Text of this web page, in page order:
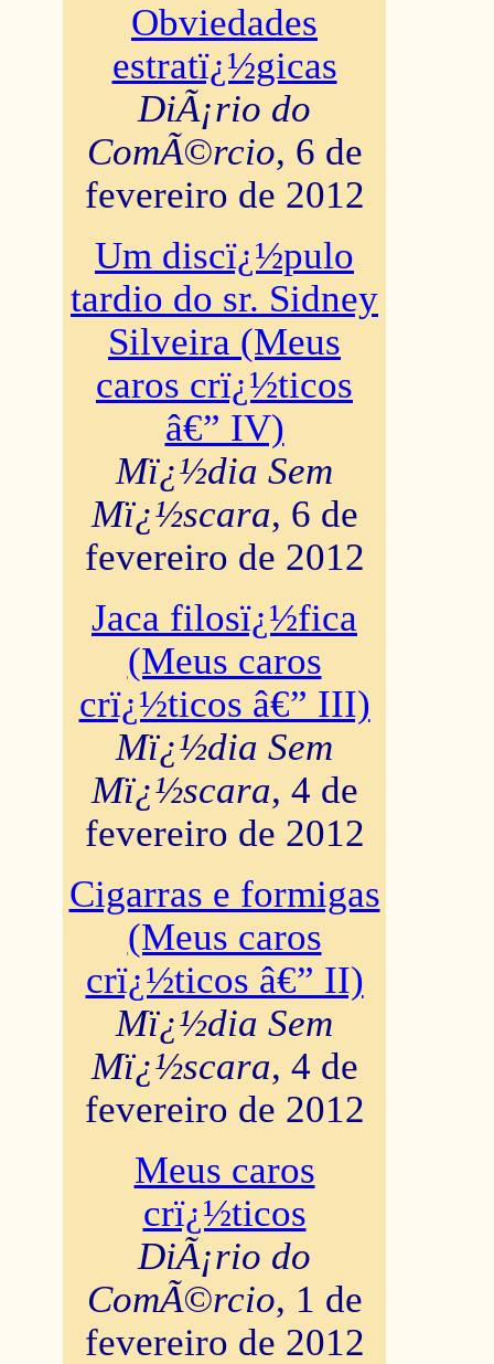
Obviedades
estratï¿½gicas
DiÃ¡rio do
ComÃ©rcio, 6 de
fevereiro de 2012
Um discï¿½pulo
tardio do sr. Sidney
Silveira (Meus
caros crï¿½ticos
â€” IV)
Mï¿½dia Sem
Mï¿½scara, 6 de
fevereiro de 2012
Jaca filosï¿½fica
(Meus caros
crï¿½ticos â€” III)
Mï¿½dia Sem
Mï¿½scara, 4 de
fevereiro de 2012
Cigarras e formigas
(Meus caros
crï¿½ticos â€” II)
Mï¿½dia Sem
Mï¿½scara, 4 de
fevereiro de 2012
Meus caros
crï¿½ticos
DiÃ¡rio do
ComÃ©rcio, 1 de
fevereiro de 2012